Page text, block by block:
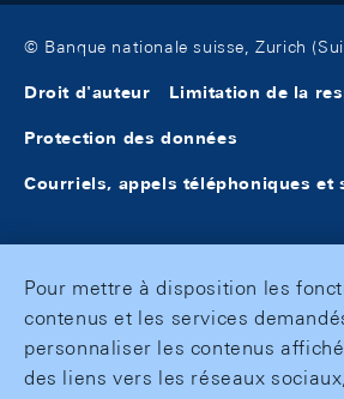
© Banque nationale suisse, Zurich
Droit d'auteur Limitation de la
Protection des données
Courriels, appels téléphoniques et
Pour mettre à disposition les
contenus et les services
personnaliser les contenus
des liens vers les réseaux